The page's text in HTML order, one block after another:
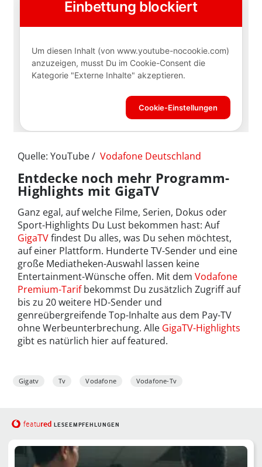
Quelle: YouTube / Vodafone Deutschland
Entdecke noch mehr Programm-
Highlights mit GigaTV
Ganz egal, auf welche Filme, Serien, Dokus oder
Sport-Highlights Du Lust bekommen hast: Auf
GigaTVfindest Du alles, was Du sehen möchtest,
auf einer Plattform. Hunderte TV-Sender und eine
große Mediatheken-Auswahl lassen keine
Entertainment-Wünsche offen. Mit dem Vodafone
Premium-Tarifbekommst Du zusätzlich Zugriff auf
bis zu 20 weitere HD-Sender und
genreübergreifende Top-Inhalte aus dem Pay-TV
ohne Werbeunterbrechung. Alle GigaTV-Highlights
gibt es natürlich hier auf featured.
Gigatv Tv Vodafone Vodafone-Tv
featured LESEEMPFEHLUNGEN